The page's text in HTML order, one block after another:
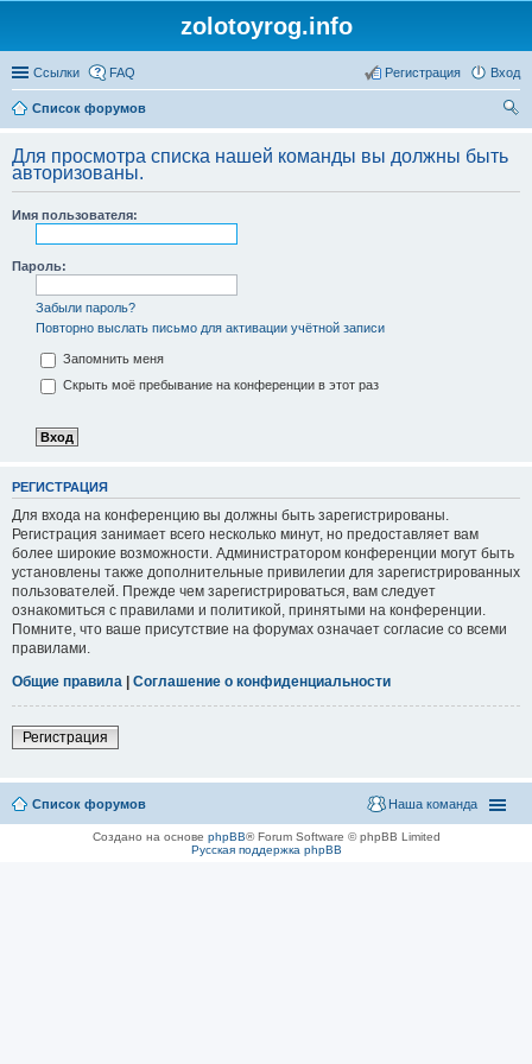
zolotoyrog.info
Ссылки FAQ Вход
Регистрация
Список форумов
ск
Для просмотра списка нашей команды вы должны быть
авторизованы.
Имя пользователя:
Пароль:
Забыли пароль?
Повторно выслать письмо для активации учётной записи
Запомнить меня
Скрыть моё пребывание на конференции в этот раз
РЕГИСТРАЦИЯ
Для входа на конференцию вы должны быть зарегистрированы.
Регистрация занимает всего несколько минут, но предоставляет вам
более широкие возможности. Администратором конференции могут быть
установлены также дополнительные привилегии для зарегистрированных
пользователей. Прежде чем зарегистрироваться, вам следует
ознакомиться с правилами и политикой, принятыми на конференции.
Помните, что ваше присутствие на форумах означает согласие со всеми
правилами.
Общие правила | Соглашение о конфиденциальности
Регистрация
Список форумов Наша команда
Создано на основе phpBB® Forum Software © phpBB Limited
Русская поддержка phpBB